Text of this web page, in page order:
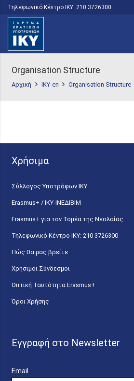
Τηλεφωνικό Κέντρο IKY: 210 3726300
Organisation Structure
Αρχική IKY-en Organisation Structure
Χρήσιμα
Σύλλογος Υποτρόφων ΙΚΥ
Erasmus+ / ΙΚΥ-ΙΝΕΔΙΒΙΜ
Erasmus+ για τον Τομέα της Νεολαίας
Τηλεφωνικό Κέντρο IKY: 210 3726300
Πώς θα μας βρείτε
Χρήσιμοι Σύνδεσμοι
Οπτική Ταυτότητα Erasmus+
Όροι Χρήσης
Εγγραφή στο Newsletter
Email